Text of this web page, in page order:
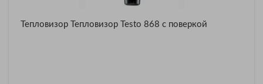
Тепловизор Тепловизор Testo 868 с поверкой